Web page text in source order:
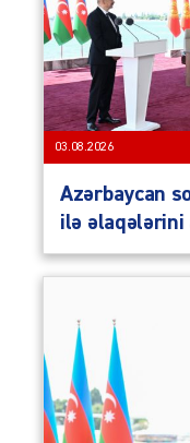
03.08.2026
Azərbaycan
ilə əlaqələrini